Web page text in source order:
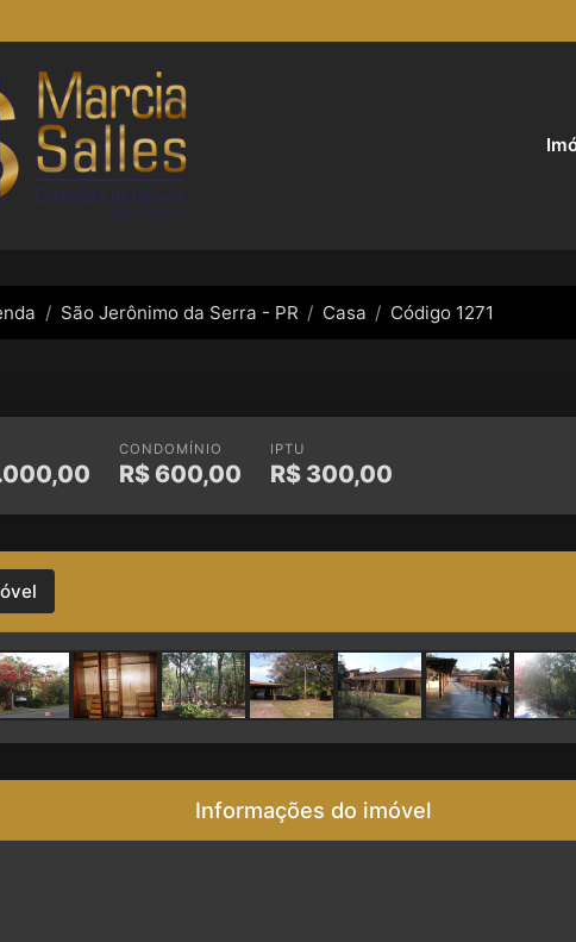
São Jerônimo da Serra - PR Casa Código 1271
CONDOMÍNIO
R$ 600,00
IPTU
R$ 300,00
Informações do imóvel